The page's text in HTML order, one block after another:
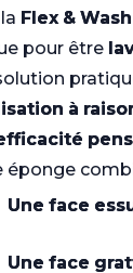
Flex &
pour être
à
éponge
Une face
Une face